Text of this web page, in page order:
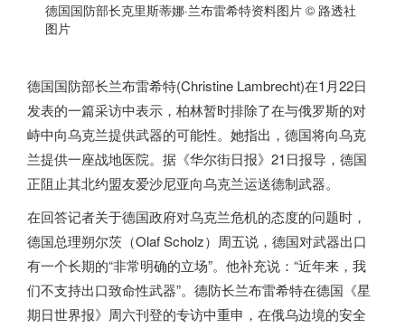
德国国防部长克里斯蒂娜·兰布雷希特资料图片 © 路透社
图片
德国国防部长兰布雷希特(Christine Lambrecht)在1月22日
发表的一篇采访中表示，柏林暂时排除了在与俄罗斯的对
峙中向乌克兰提供武器的可能性。她指出，德国将向乌克
兰提供一座战地医院。据《华尔街日报》21日报导，德国
正阻止其北约盟友爱沙尼亚向乌克兰运送德制武器。
在回答记者关于德国政府对乌克兰危机的态度的问题时，
德国总理朔尔茨（Olaf Scholz）周五说，德国对武器出口
有一个长期的“非常明确的立场”。他补充说：“近年来，我
们不支持出口致命性武器”。德防长兰布雷希特在德国《星
期日世界报》周六刊登的专访中重申，在俄乌边境的安全